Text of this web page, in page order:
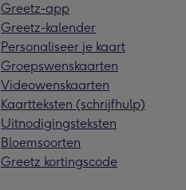
Greetz-app
Greetz-kalender
Personaliseer je kaart
Groepswenskaarten
Videowenskaarten
Kaartteksten (schrijfhulp)
Uitnodigingsteksten
Bloemsoorten
Greetz kortingscode